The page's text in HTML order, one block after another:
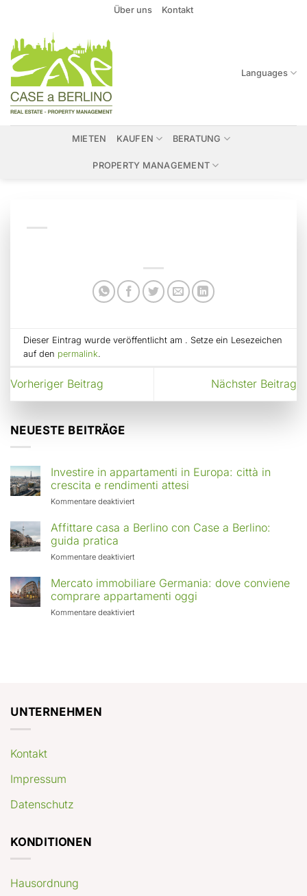
springen
Über uns Kontakt
Languages
MIETEN KAUFEN BERATUNG
PROPERTY MANAGEMENT
Dieser Eintrag wurde veröffentlicht am . Setze ein Lesezeichen
auf den permalink.
Vorheriger Beitrag Nächster Beitrag
NEUESTE BEITRÄGE
Investire in appartamenti in Europa: città in
crescita e rendimenti attesi
Kommentare deaktiviertfür
in
Europa:
in
crescita
rendimenti
Affittare casa a Berlino con Case a Berlino:
guida pratica
Kommentare deaktiviertfür
casa
a
Berlino
con
Mercato immobiliare Germania: dove conviene
comprare appartamenti oggi
Kommentare deaktiviertfür
UNTERNEHMEN
Kontakt
Impressum
Datenschutz
KONDITIONEN
Hausordnung